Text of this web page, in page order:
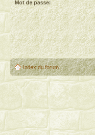
Mot de passe:
Index du forum